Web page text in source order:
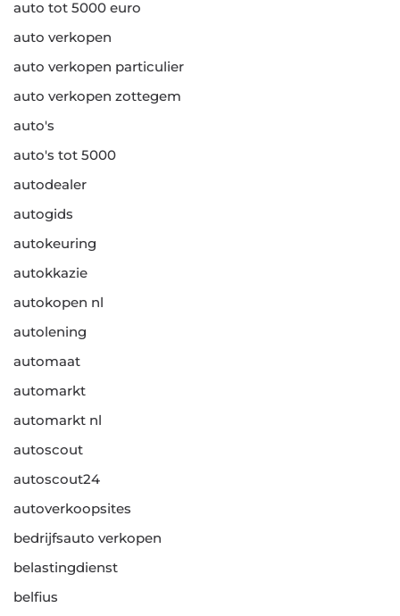
auto tot 5000 euro
auto verkopen
auto verkopen particulier
auto verkopen zottegem
auto's
auto's tot 5000
autodealer
autogids
autokeuring
autokkazie
autokopen nl
autolening
automaat
automarkt
automarkt nl
autoscout
autoscout24
autoverkoopsites
bedrijfsauto verkopen
belastingdienst
belfius